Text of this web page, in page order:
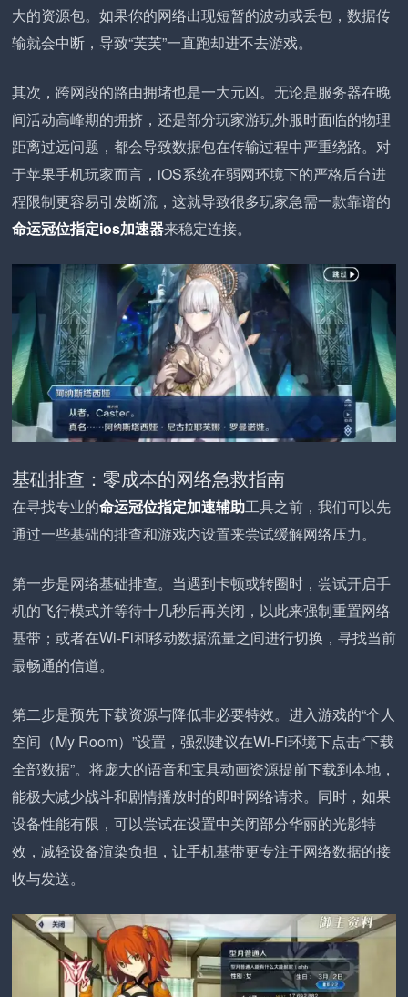
大的资源包。如果你的网络出现短暂的波动或丢包，数据传
输就会中断，导致“芙芙”一直跑却进不去游戏。
其次，跨网段的路由拥堵也是一大元凶。无论是服务器在晚
间活动高峰期的拥挤，还是部分玩家游玩外服时面临的物理
距离过远问题，都会导致数据包在传输过程中严重绕路。对
于苹果手机玩家而言，iOS系统在弱网环境下的严格后台进
程限制更容易引发断流，这就导致很多玩家急需一款靠谱的
命运冠位指定ios加速器来稳定连接。
基础排查：零成本的网络急救指南
在寻找专业的命运冠位指定加速辅助工具之前，我们可以先
通过一些基础的排查和游戏内设置来尝试缓解网络压力。
第一步是网络基础排查。当遇到卡顿或转圈时，尝试开启手
机的飞行模式并等待十几秒后再关闭，以此来强制重置网络
基带；或者在Wi-Fi和移动数据流量之间进行切换，寻找当前
最畅通的信道。
第二步是预先下载资源与降低非必要特效。进入游戏的“个人
空间（My Room）”设置，强烈建议在Wi-Fi环境下点击“下载
全部数据”。将庞大的语音和宝具动画资源提前下载到本地，
能极大减少战斗和剧情播放时的即时网络请求。同时，如果
设备性能有限，可以尝试在设置中关闭部分华丽的光影特
效，减轻设备渲染负担，让手机基带更专注于网络数据的接
收与发送。